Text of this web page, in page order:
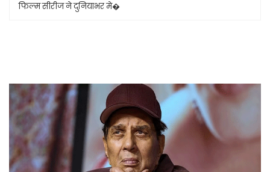
फिल्म सीरीज ने दुनियाभर मे�